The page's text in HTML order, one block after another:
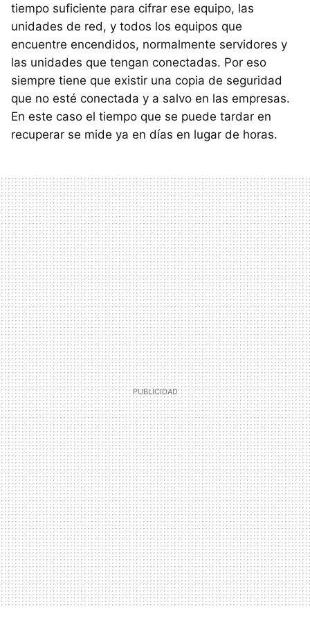
tiempo suficiente para cifrar ese equipo, las
unidades de red, y todos los equipos que
encuentre encendidos, normalmente servidores y
las unidades que tengan conectadas. Por eso
siempre tiene que existir una copia de seguridad
que no esté conectada y a salvo en las empresas.
En este caso el tiempo que se puede tardar en
recuperar se mide ya en días en lugar de horas.